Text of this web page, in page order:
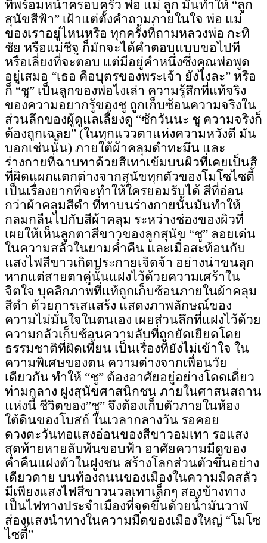
ที่พร้อมหน้าครอบครัว พ่อ แม่ ลูก มันทำให้ “ลูก
สุนัขสีฟ้า” เฝ้าแต่ตั้งคำถามภายในใจ พ่อ แม่
ของเราอยู่ไหนหรือ ทุกครั้งที่ถามหลวงพ่อ กะทิ
ชัย หรือแม่ชีจู ก็มักจะได้คำตอบแบบขอไปที
หรือเลี่ยงที่จะตอบ แต่มีอยู่คำหนึ่งซึ่งคุณพ่อพูด
อยู่เสมอ “เธอ คือบุตรของพระเจ้า ยังไงละ” หรือ
ก็ “ชู” เป็นลูกของพ่อไงเล่า ความรู้สึกที่แท้จริง
ของความอยากรู้ของชู ถูกเก็บซ้อนความจริงใน
ส่วนลึกของผู้ดูแลเลี้ยงดู “ซักวันนะ ชู ความจริงก็
ต้องถูกเฉลย” (ในทุกแววตาแห่งความหวังดี มัน
บอกเช่นนั้น) ภายใต้ผ้าคลุมดำทะมึน และ
ร่างกายที่ฉาบทาด้วยสีเทาเข้มบนผิวที่เคยเป็นสี
ที่ผิดแผกแตกต่างจากสุนัขทุกตัวของโมโซไซตี้
เป็นเรื่องยากที่จะทำให้ใครยอมรับได้ สีที่อ่อน
กว่าผ้าคลุมสีดำ ที่ทาบนร่างกายนั้นมันทำให้
กลมกลืนไปกับสีผ้าคลุม ระหว่างช่องของผิวที่
เผยให้เห็นลูกตาสีขาวของลูกสุนัข “ชู” ลอยเด่น
ในความสลัวในยามค่ำคืน และเมื่อสะท้อนกับ
แสงไฟสีขาวเกิดประกายเจิดจ้า อย่างน่าขนลุก
หากแต่สายตาคู่นั้นแฝงไว้ด้วยความเศร้าใน
จิตใจ บุคลิกภาพที่แท้ถูกเก็บซ้อนภายในผ้าคลุม
สีดำ ด้วยการเสแสร้ง แสดงภาพลักษณ์ของ
ความไม่มั่นใจในตนเอง เผยส่วนลึกที่แฝงไว้ด้วย
ความกลัวเก็บซ้อนความลับที่ถูกยัดเยียดโดย
ธรรมชาติที่ผิดเพี้ยน เป็นเรื่องที่ยังไม่เข้าใจ ใน
ความพิเศษของตน ความต่างจากเพื่อนวัย
เดียวกัน ทำให้ “ชู” ต้องอาศัยอยู่อย่างโดดเดี่ยว
ท่ามกลาง ฝูงสุนัขศาสนิกชน ภายในศาสนสถาน
แห่งนี้ ชีวิตของ”ชู” จึงต้องเก็บตัวภายในห้อง
ใต้ดินของโบสถ์ ในเวลากลางวัน รอคอย
ดวงตะวันทอแสงอ่อนของสีขาวอมเทา รอแสง
สุดท้ายหายลับพ้นขอบฟ้า อาศัยความมืดของ
ค่ำคืนแฝงตัวในฝูงชน สร้างโลกส่วนตัวขึ้นอย่าง
เดียวดาย บนท้องถนนของเมืองในความมืดสลัว
มีเพียงแสงไฟสีขาวนวลเทาเล็กๆ สองข้างทาง
เป็นไฟทางประจำเมืองที่จุดขึ้นด้วยน้ำมันวาฬ
ส่องแสงนำทางในความมืดของเมืองใหญ่ “โมโซ
ไซตี้”